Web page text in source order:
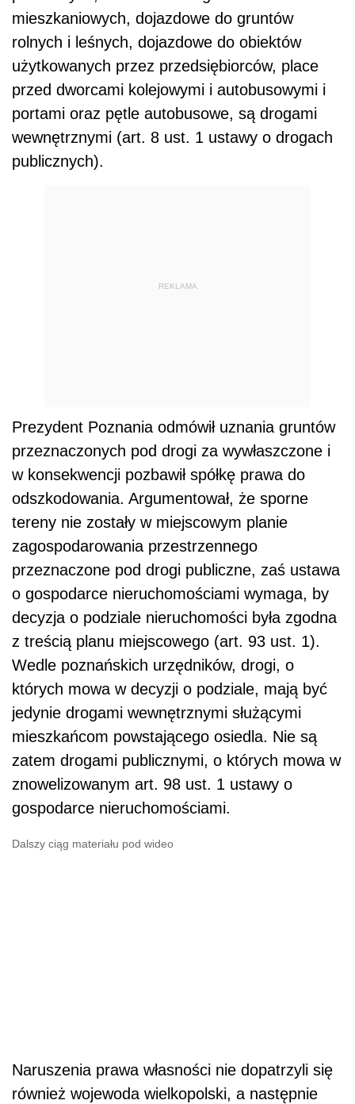
mieszkaniowych, dojazdowe do gruntów
rolnych i leśnych, dojazdowe do obiektów
użytkowanych przez przedsiębiorców, place
przed dworcami kolejowymi i autobusowymi i
portami oraz pętle autobusowe, są drogami
wewnętrznymi (art. 8 ust. 1 ustawy o drogach
publicznych).
REKLAMA
Prezydent Poznania odmówił uznania gruntów
przeznaczonych pod drogi za wywłaszczone i
w konsekwencji pozbawił spółkę prawa do
odszkodowania. Argumentował, że sporne
tereny nie zostały w miejscowym planie
zagospodarowania przestrzennego
przeznaczone pod drogi publiczne, zaś ustawa
o gospodarce nieruchomościami wymaga, by
decyzja o podziale nieruchomości była zgodna
z treścią planu miejscowego (art. 93 ust. 1).
Wedle poznańskich urzędników, drogi, o
których mowa w decyzji o podziale, mają być
jedynie drogami wewnętrznymi służącymi
mieszkańcom powstającego osiedla. Nie są
zatem drogami publicznymi, o których mowa w
znowelizowanym art. 98 ust. 1 ustawy o
gospodarce nieruchomościami.
Dalszy ciąg materiału pod wideo
Naruszenia prawa własności nie dopatrzyli się
również wojewoda wielkopolski, a następnie